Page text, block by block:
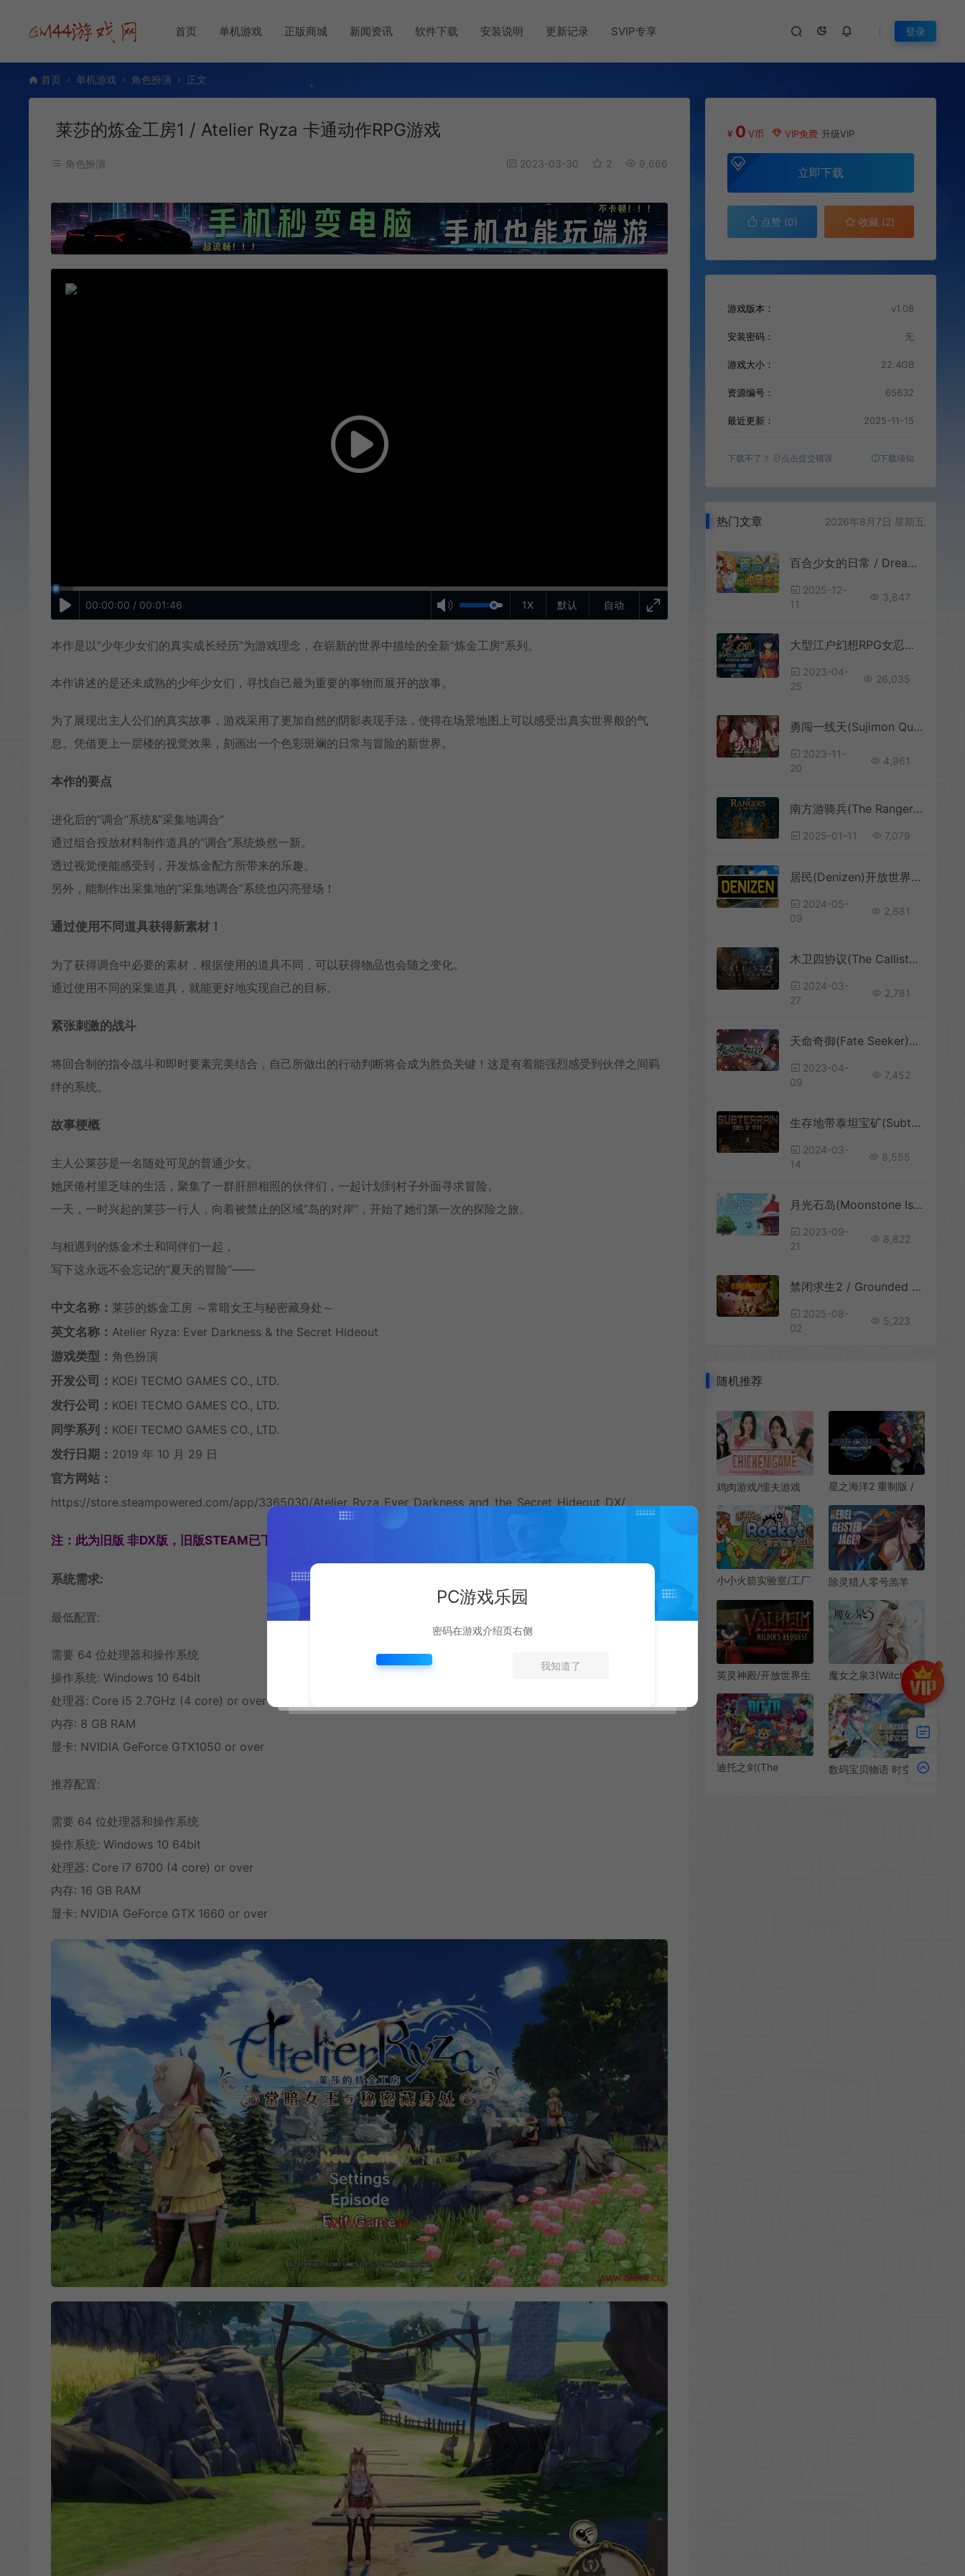
首页 单机游戏 正版商城 新闻资讯 软件下载 安装说明 更新记录 SVIP专享 登录
首页 单机游戏 角色扮演 正文
莱莎的炼金工房1 / Atelier Ryza 卡通动作RPG游戏
角色扮演 2023-03-30 2 9,666
自动
1X 默认
00:00:00 / 00:01:46
本作是以“少年少女们的真实成长经历”为游戏理念，在崭新的世界中描绘的全新“炼金工房”系列。
本作讲述的是还未成熟的少年少女们，寻找自己最为重要的事物而展开的故事。
为了展现出主人公们的真实故事，游戏采用了更加自然的阴影表现手法，使得在场景地图上可以感受出真实世界般的气
息。凭借更上一层楼的视觉效果，刻画出一个色彩斑斓的日常与冒险的新世界。
本作的要点
进化后的“调合”系统&“采集地调合”
通过组合投放材料制作道具的“调合”系统焕然一新。
透过视觉便能感受到，开发炼金配方所带来的乐趣。
另外，能制作出采集地的“采集地调合”系统也闪亮登场！
通过使用不同道具获得新素材！
为了获得调合中必要的素材，根据使用的道具不同，可以获得物品也会随之变化。
通过使用不同的采集道具，就能更好地实现自己的目标。
紧张刺激的战斗
将回合制的指令战斗和即时要素完美结合，自己所做出的行动判断将会成为胜负关键！这是有着能强烈感受到伙伴之间羁
绊的系统。
故事梗概
主人公莱莎是一名随处可见的普通少女。
她厌倦村里乏味的生活，聚集了一群肝胆相照的伙伴们，一起计划到村子外面寻求冒险。
一天，一时兴起的莱莎一行人，向着被禁止的区域“岛的对岸”，开始了她们第一次的探险之旅。
与相遇到的炼金术士和同伴们一起，
写下这永远不会忘记的“夏天的冒险”――
中文名称： 莱莎的炼金工房 ～常暗女王与秘密藏身处～
英文名称： Atelier Ryza: Ever Darkness & the Secret Hideout
游戏类型： 角色扮演
开发公司： KOEI TECMO GAMES CO., LTD.
发行公司： KOEI TECMO GAMES CO., LTD.
同学系列： KOEI TECMO GAMES CO., LTD.
发行日期： 2019 年 10 月 29 日
官方网站：
https://store.steampowered.com/app/3365030/Atelier_Ryza_Ever_Darkness_and_the_Secret_Hideout_DX/
注：此为旧版 非DX版，旧版STEAM已下架。 含修改器！
系统需求:
最低配置:
需要 64 位处理器和操作系统
操作系统: Windows 10 64bit
处理器: Core i5 2.7GHz (4 core) or over
内存: 8 GB RAM
显卡: NVIDIA GeForce GTX1050 or over
推荐配置:
需要 64 位处理器和操作系统
操作系统: Windows 10 64bit
处理器: Core i7 6700 (4 core) or over
内存: 16 GB RAM
显卡: NVIDIA GeForce GTX 1660 or over
¥ 0 V币 VIP免费 升级VIP
立即下载
点赞 (0) 收藏 (2)
游戏版本： v1.08
安装密码： 无
游戏大小： 22.4GB
资源编号： 65632
最近更新： 2025-11-15
下载不了？ 点击提交错误 下载须知
热门文章 2026年8月7日 星期五
百合少女的日常 / Dream Life in the Country Side 农场模拟RPG游戏
2025-12-
11
3,847
大型江户幻想RPG女忍者花梨(Kunoichi Karin)简中|PC|RPG|日系精品角色扮演游戏
2023-04-
25
26,035
勇闯一线天(Sujimon Quest)复古回合策略RPG游戏|下载
2023-11-
20
4,961
南方游骑兵(The Rangers in the South)像素肉鸽RPG游戏|下载
2025-01-11 7,079
居民(Denizen)开放世界生活模拟RPG游戏|下载
2024-05-
09
2,681
木卫四协议(The Callisto Protocol)简中|PC|RPG|第三人称生存恐怖游戏
2024-03-
27
2,781
天命奇御(Fate Seeker)3D武侠单机RPG游戏|下载
2023-04-
09
7,452
生存地带泰坦宝矿(Subterrain: Mines of Titan)简中|PC|RPG|回合制生存角色扮演游戏
2024-03-
14
8,555
月光石岛(Moonstone Island)生活模拟RPG游戏|下载
2023-09-
21
8,822
禁闭求生2 / Grounded 2 开放世界沙盒生存游戏
2025-08-
02
5,223
随机推荐
鸡肉游戏/懦夫游戏
中|PC|RPG|真人互动
恋爱模拟游戏
星之海洋2 重制版 /
SECOND STORY R
怀旧RPG游戏
小小火箭实验室/工厂
Little Rocket Lab 下
载
除灵猎人零号羔羊
复古冒险RPG游戏|下
载
英灵神殿/开放世界生
下载
魔女之泉3(Witch
中|PC|RPG|魔女奇幻
角色扮演游戏
迪托之剑(The
数码宝贝物语 时空异
PC游戏乐园
密码在游戏介绍页右侧
我知道了